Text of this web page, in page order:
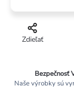
Zdieľať
Bezpečnosť
Naše výrobky sú